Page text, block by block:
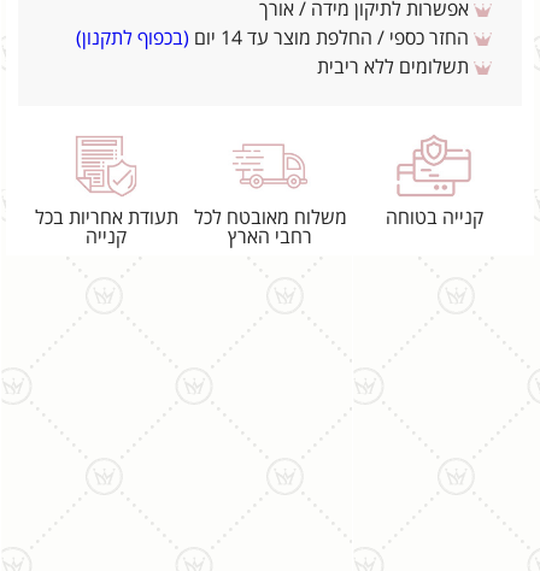
אפשרות לתיקון מידה / אורך
החזר כספי / החלפת מוצר עד 14 יום
(בכפוף לתקנון)
תשלומים ללא ריבית
קנייה בטוחה
משלוח מאובטח לכל
רחבי הארץ
תעודת אחריות בכל
קנייה